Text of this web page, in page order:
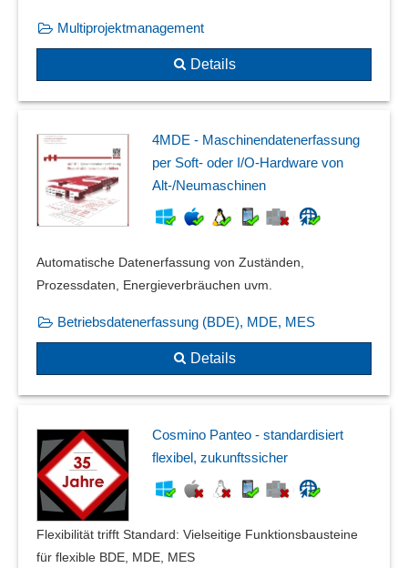
Multiprojektmanagement
Details
4MDE - Maschinendatenerfassung
per Soft- oder I/O-Hardware von
Alt-/Neumaschinen
Automatische Datenerfassung von Zuständen,
Prozessdaten, Energieverbräuchen uvm.
Betriebsdatenerfassung (BDE), MDE, MES
Details
Cosmino Panteo - standardisiert
flexibel, zukunftssicher
Flexibilität trifft Standard: Vielseitige Funktionsbausteine
für flexible BDE, MDE, MES